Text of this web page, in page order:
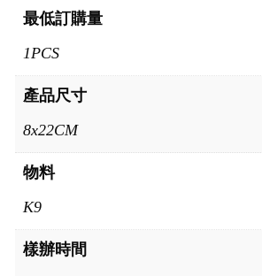
最低訂購量
1PCS
產品尺寸
8x22CM
物料
K9
樣辦時間